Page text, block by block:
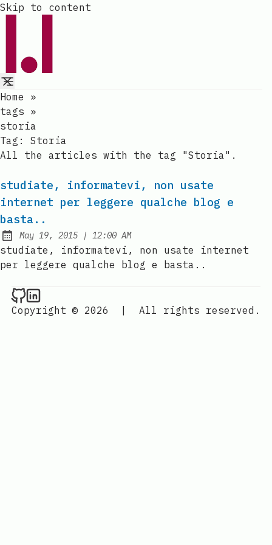
Skip to content
Home
»
tags »
storia
Tag: Storia
All the articles with the tag "Storia".
studiate, informatevi, non usate
internet per leggere qualche blog e
basta..
Published:
May 19, 2015 | at
12:00 AM
studiate, informatevi, non usate internet
per leggere qualche blog e basta..
Raval.li on Github
Raval.li on LinkedIn
Copyright © 2026
| All rights reserved.